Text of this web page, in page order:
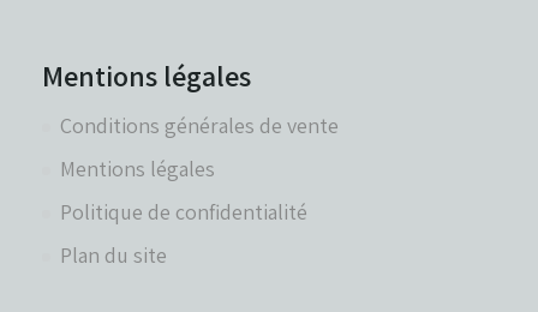
Mentions légales
Conditions générales de vente
Mentions légales
Politique de confidentialité
Plan du site